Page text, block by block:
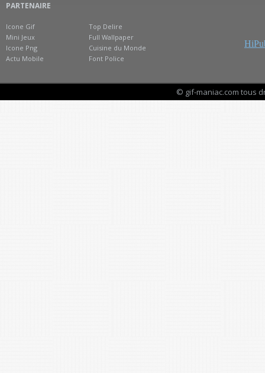
PARTENAIRE
Icone Gif
Mini Jeux
Icone Png
Actu Mobile
Top Delire
Full Wallpaper
Cuisine du Monde
Font Police
© gif-maniac.com tous